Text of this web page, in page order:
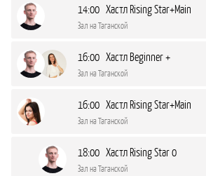
14:00 Хастл Rising Star+Main
Зал на Таганской
16:00 Хастл Beginner +
Зал на Таганской
16:00 Хастл Rising Star+Main
Зал на Таганской
18:00 Хастл Rising Star 0
Зал на Таганской